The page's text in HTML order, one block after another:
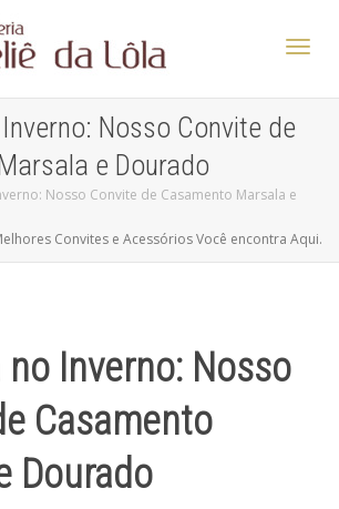
Nosso Convite de
e Dourado
Nosso Convite de Casamento Marsala e
Convites e Acessórios Você encontra Aqui.
Inverno: Nosso
Casamento
Dourado